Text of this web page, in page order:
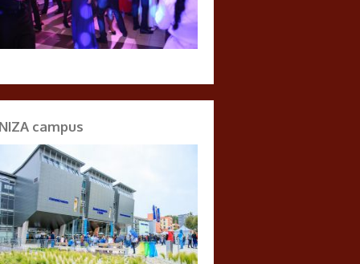
campus